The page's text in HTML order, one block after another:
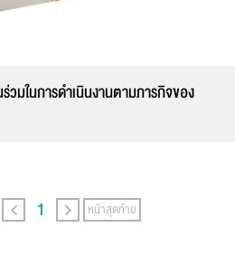
มในการดำเนินงานตามภารกิจของ
1 หน้าสุดท้าย